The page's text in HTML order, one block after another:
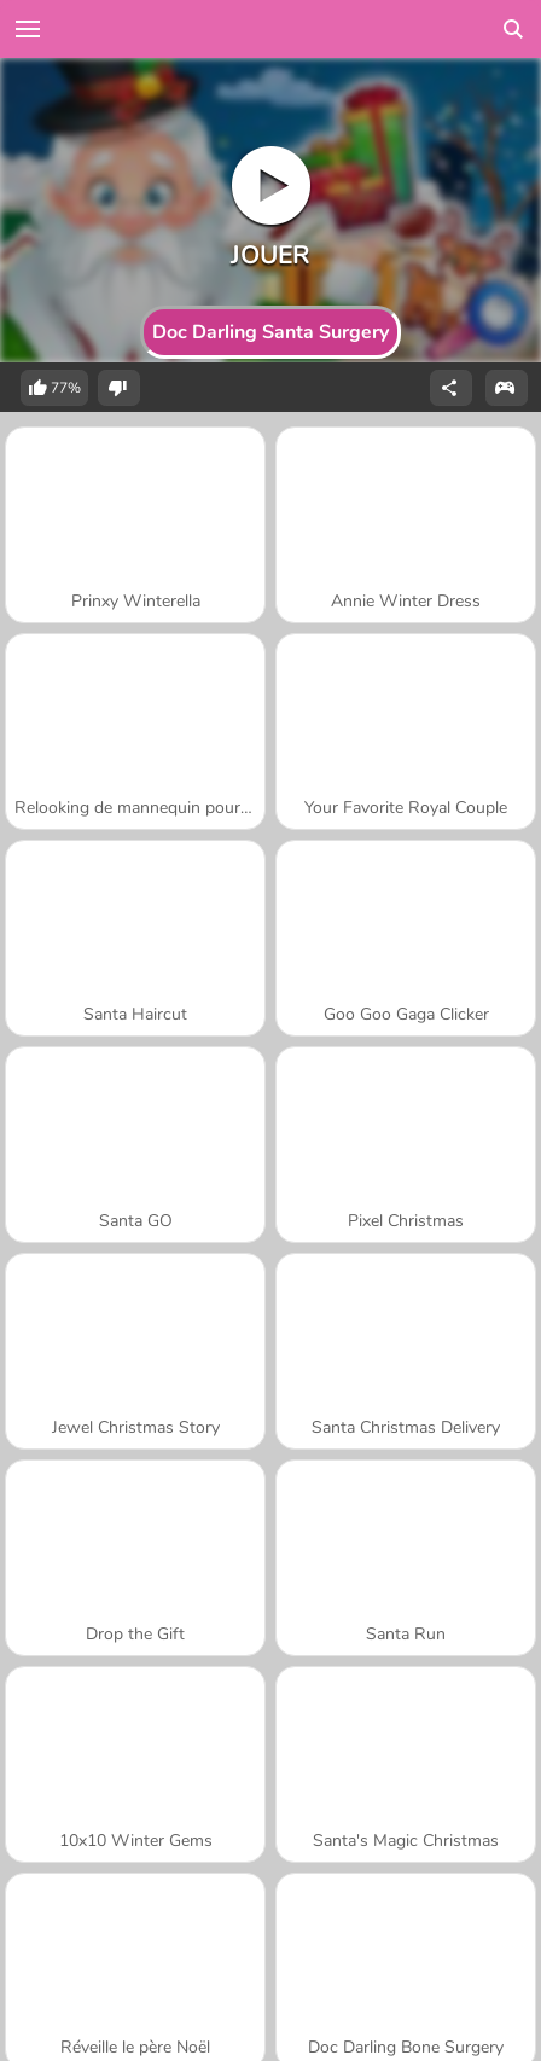
Doc Darling Santa Surgery
77%
Prinxy Winterella Annie Winter Dress
Relooking de mannequin pour Noël Your Favorite Royal Couple
Santa Haircut Goo Goo Gaga Clicker
Santa GO Pixel Christmas
Jewel Christmas Story Santa Christmas Delivery
Drop the Gift Santa Run
10x10 Winter Gems Santa's Magic Christmas
Réveille le père Noël Doc Darling Bone Surgery